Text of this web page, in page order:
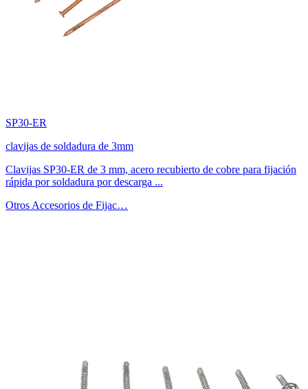
SP30-ER
clavijas de soldadura de 3mm
Clavijas SP30-ER de 3 mm, acero recubierto de cobre para fijación
rápida por soldadura por descarga ...
Otros Accesorios de Fijac…